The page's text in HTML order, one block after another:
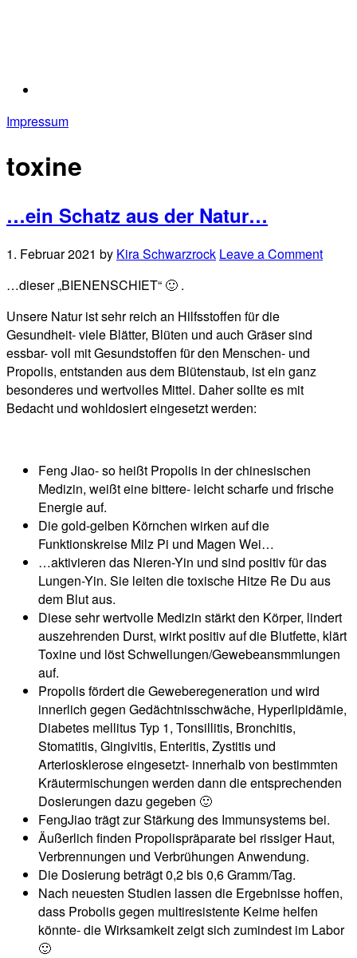
Impressum
toxine
…ein Schatz aus der Natur…
1. Februar 2021 by Kira Schwarzrock Leave a Comment
…dieser „BIENENSCHIET“ 🙂 .
Unsere Natur ist sehr reich an Hilfsstoffen für die
Gesundheit- viele Blätter, Blüten und auch Gräser sind
essbar- voll mit Gesundstoffen für den Menschen- und
Propolis, entstanden aus dem Blütenstaub, ist ein ganz
besonderes und wertvolles Mittel. Daher sollte es mit
Bedacht und wohldosiert eingesetzt werden:
Feng Jiao- so heißt Propolis in der chinesischen
Medizin, weißt eine bittere- leicht scharfe und frische
Energie auf.
Die gold-gelben Körnchen wirken auf die
Funktionskreise Milz Pi und Magen Wei…
…aktivieren das Nieren-Yin und sind positiv für das
Lungen-Yin. Sie leiten die toxische Hitze Re Du aus
dem Blut aus.
Diese sehr wertvolle Medizin stärkt den Körper, lindert
auszehrenden Durst, wirkt positiv auf die Blutfette, klärt
Toxine und löst Schwellungen/Gewebeansmmlungen
auf.
Propolis fördert die Geweberegeneration und wird
innerlich gegen Gedächtnisschwäche, Hyperlipidämie,
Diabetes mellitus Typ 1, Tonsillitis, Bronchitis,
Stomatitis, Gingivitis, Enteritis, Zystitis und
Arteriosklerose eingesetzt- innerhalb von bestimmten
Kräutermischungen werden dann die entsprechenden
Dosierungen dazu gegeben 🙂
FengJiao trägt zur Stärkung des Immunsystems bei.
Äußerlich finden Propolispräparate bei rissiger Haut,
Verbrennungen und Verbrühungen Anwendung.
Die Dosierung beträgt 0,2 bis 0,6 Gramm/Tag.
Nach neuesten Studien lassen die Ergebnisse hoffen,
dass Probolis gegen multiresistente Keime helfen
könnte- die Wirksamkeit zeigt sich zumindest im Labor
🙂